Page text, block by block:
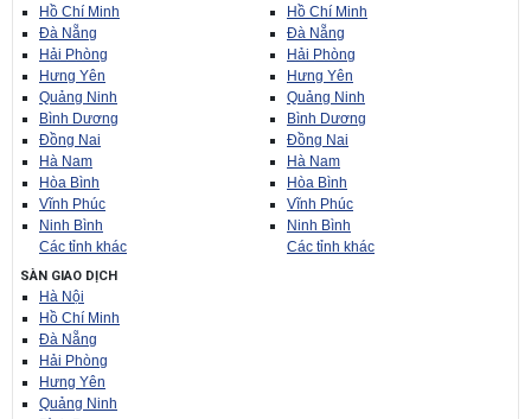
Hồ Chí Minh
Đà Nẵng
Hải Phòng
Hưng Yên
Quảng Ninh
Bình Dương
Đồng Nai
Hà Nam
Hòa Bình
Vĩnh Phúc
Ninh Bình
Các tỉnh khác
Hồ Chí Minh
Đà Nẵng
Hải Phòng
Hưng Yên
Quảng Ninh
Bình Dương
Đồng Nai
Hà Nam
Hòa Bình
Vĩnh Phúc
Ninh Bình
Các tỉnh khác
SÀN GIAO DỊCH
Hà Nội
Hồ Chí Minh
Đà Nẵng
Hải Phòng
Hưng Yên
Quảng Ninh